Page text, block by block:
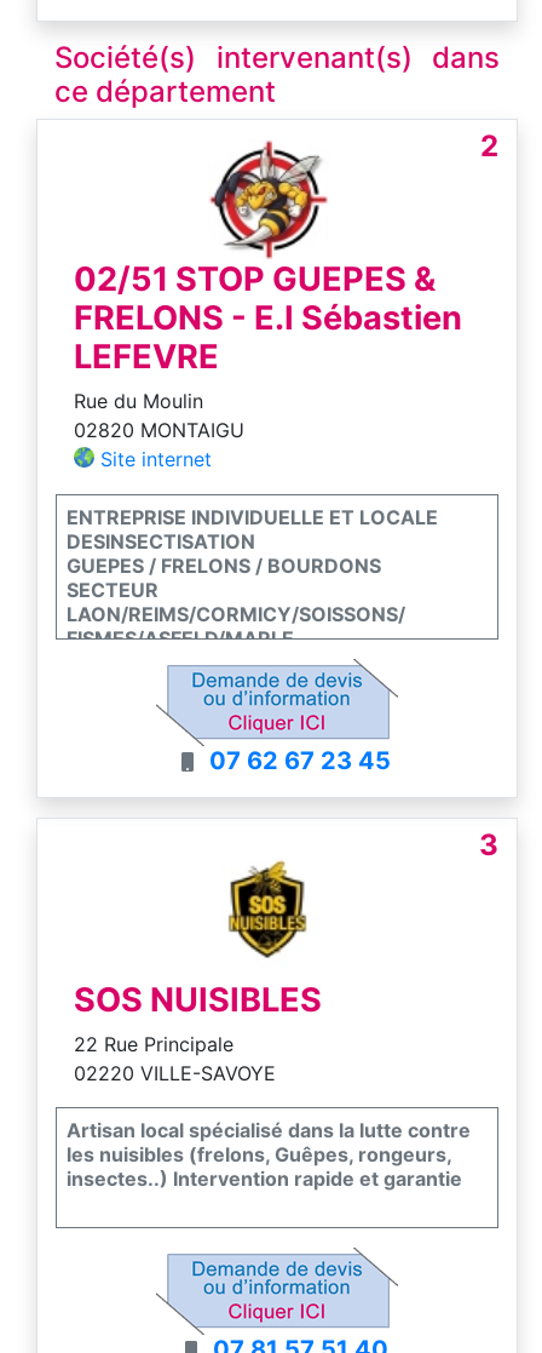
Société(s) intervenant(s) dans
ce département
2
02/51 STOP GUEPES &
FRELONS - E.I Sébastien
LEFEVRE
Rue du Moulin
02820 MONTAIGU
Site internet
ENTREPRISE INDIVIDUELLE ET LOCALE
DESINSECTISATION
GUEPES / FRELONS / BOURDONS
SECTEUR
LAON/REIMS/CORMICY/SOISSONS/
FISMES/ASFELD/MARLE
DEPT AISNE MARNE ARDENNES 02 / 51 / 08
DEVIS ET CONSEILS AU TEL OU MAIL
INTERVENTION GARANTIE / AGREMENT
07 62 67 23 45
3
SOS NUISIBLES
22 Rue Principale
02220 VILLE-SAVOYE
Artisan local spécialisé dans la lutte contre
les nuisibles (frelons, Guêpes, rongeurs,
insectes..) Intervention rapide et garantie